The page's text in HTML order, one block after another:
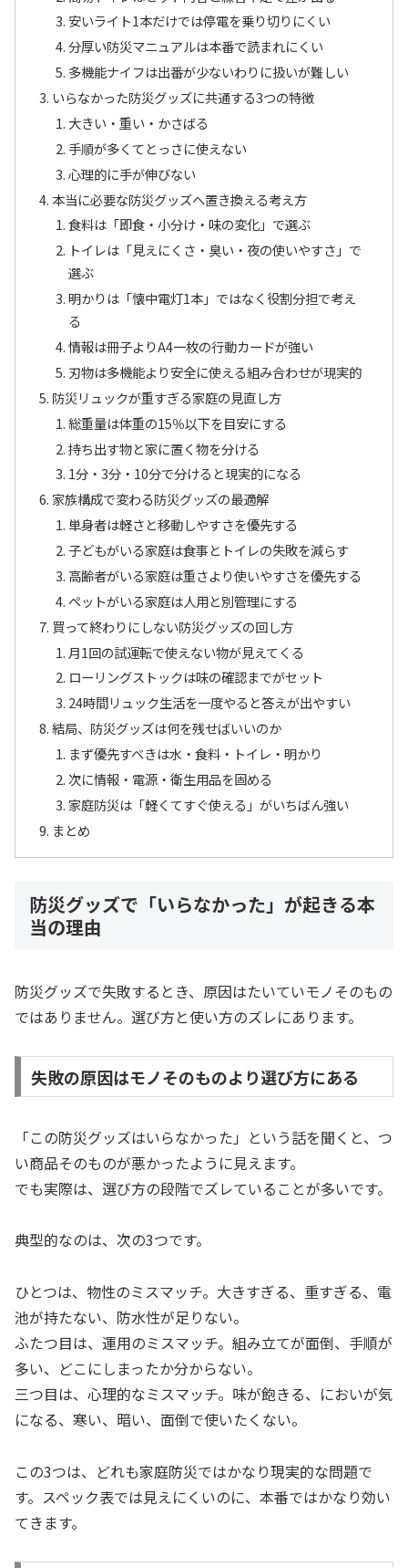
安いライト1本だけでは停電を乗り切りにくい
分厚い防災マニュアルは本番で読まれにくい
多機能ナイフは出番が少ないわりに扱いが難しい
いらなかった防災グッズに共通する3つの特徴
大きい・重い・かさばる
手順が多くてとっさに使えない
心理的に手が伸びない
本当に必要な防災グッズへ置き換える考え方
食料は「即食・小分け・味の変化」で選ぶ
トイレは「見えにくさ・臭い・夜の使いやすさ」で
選ぶ
明かりは「懐中電灯1本」ではなく役割分担で考え
る
情報は冊子よりA4一枚の行動カードが強い
刃物は多機能より安全に使える組み合わせが現実的
防災リュックが重すぎる家庭の見直し方
総重量は体重の15％以下を目安にする
持ち出す物と家に置く物を分ける
1分・3分・10分で分けると現実的になる
家族構成で変わる防災グッズの最適解
単身者は軽さと移動しやすさを優先する
子どもがいる家庭は食事とトイレの失敗を減らす
高齢者がいる家庭は重さより使いやすさを優先する
ペットがいる家庭は人用と別管理にする
買って終わりにしない防災グッズの回し方
月1回の試運転で使えない物が見えてくる
ローリングストックは味の確認までがセット
24時間リュック生活を一度やると答えが出やすい
結局、防災グッズは何を残せばいいのか
まず優先すべきは水・食料・トイレ・明かり
次に情報・電源・衛生用品を固める
家庭防災は「軽くてすぐ使える」がいちばん強い
まとめ
防災グッズで「いらなかった」が起きる本
当の理由
防災グッズで失敗するとき、原因はたいていモノそのもの
ではありません。選び方と使い方のズレにあります。
失敗の原因はモノそのものより選び方にある
「この防災グッズはいらなかった」という話を聞くと、つ
い商品そのものが悪かったように見えます。
でも実際は、選び方の段階でズレていることが多いです。
典型的なのは、次の3つです。
ひとつは、物性のミスマッチ。大きすぎる、重すぎる、電
池が持たない、防水性が足りない。
ふたつ目は、運用のミスマッチ。組み立てが面倒、手順が
多い、どこにしまったか分からない。
三つ目は、心理的なミスマッチ。味が飽きる、においが気
になる、寒い、暗い、面倒で使いたくない。
この3つは、どれも家庭防災ではかなり現実的な問題で
す。スペック表では見えにくいのに、本番ではかなり効い
てきます。